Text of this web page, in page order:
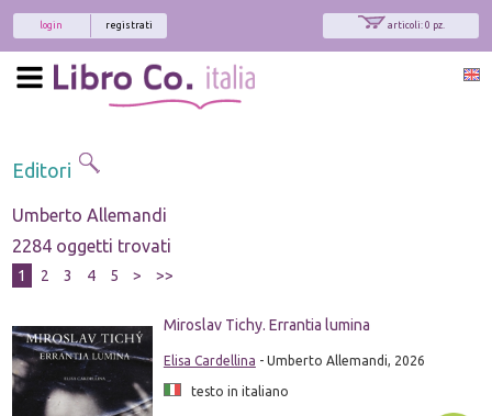
articoli: 0 pz.
registrati
login
Editori
Umberto Allemandi
2284 oggetti trovati
1 2 3 4 5 > >>
Miroslav Tichy. Errantia lumina
Elisa Cardellina - Umberto Allemandi, 2026
testo in italiano